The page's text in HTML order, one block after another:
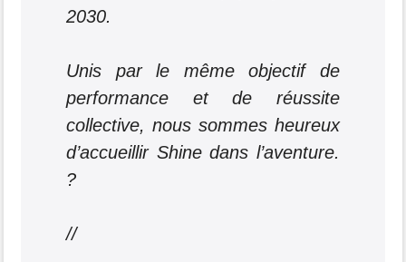
2030.
Unis par le même objectif de
performance et de réussite
collective, nous sommes heureux
d’accueillir Shine dans l’aventure.
?
//